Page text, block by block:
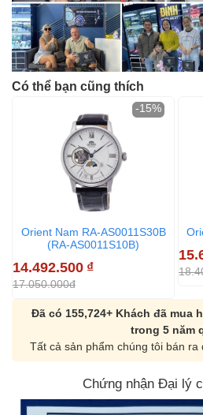
Có thể bạn cũng thích
Orient Nam RA-AS0011S30B
(RA-AS0011S10B)
14.492.500 ₫
17.050.000đ
-15%
Đã có 155,724+ Khách đã mua
trong 5 năm
Tất cả sản phẩm chúng tôi bán
Chứng nhận Đại lý